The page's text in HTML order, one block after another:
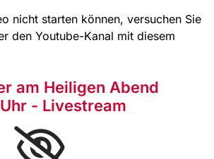
nicht starten können, versuchen Sie
den Youtube-Kanal mit diesem
am Heiligen Abend
- Livestream